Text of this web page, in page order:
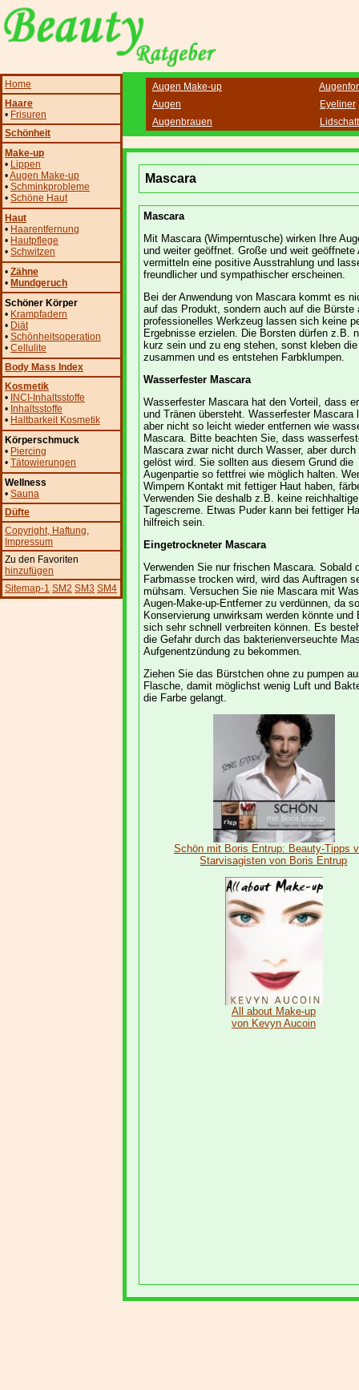
Augen Make-up
Augen
Eyeliner
Augenbrauen
Mascara
Mascara
Mit Mascara (Wimperntusche) wirken Ihre
und weiter geöffnet. Große und weit geöffnete
vermitteln eine positive Ausstrahlung und
freundlicher und sympathischer erscheinen.
Bei der Anwendung von Mascara kommt es
auf das Produkt, sondern auch auf die Bürste
professionelles Werkzeug lassen sich keine
Ergebnisse erzielen. Die Borsten dürfen z.B.
kurz sein und zu eng stehen, sonst kleben
zusammen und es entstehen Farbklumpen.
Wasserfester Mascara
Wasserfester Mascara hat den Vorteil, dass
und Tränen übersteht. Wasserfester Mascara
aber nicht so leicht wieder entfernen wie
Mascara. Bitte beachten Sie, dass
Mascara zwar nicht durch Wasser, aber durch
gelöst wird. Sie sollten aus diesem Grund die
Augenpartie so fettfrei wie möglich halten.
Wimpern Kontakt mit fettiger Haut haben,
Verwenden Sie deshalb z.B. keine reichhaltige
Tagescreme. Etwas Puder kann bei fettiger
hilfreich sein.
Eingetrockneter Mascara
Verwenden Sie nur frischen Mascara. Sobald
Farbmasse trocken wird, wird das Auftragen
mühsam. Versuchen Sie nie Mascara mit
Augen-Make-up-Entferner zu verdünnen, da
Konservierung unwirksam werden könnte und
sich sehr schnell verbreiten können. Es
die Gefahr durch das bakterienverseuchte
Aufgenentzündung zu bekommen.
Ziehen Sie das Bürstchen ohne zu pumpen
Flasche, damit möglichst wenig Luft und
die Farbe gelangt.
Schön mit Boris Entrup: Beauty-Tipps
Starvisagisten von Boris Entrup
All about Make-up
von Kevyn Aucoin
Home
Haare
• Frisuren
Schönheit
Make-up
• Lippen
•Augen Make-up
• Schminkprobleme
• Schöne Haut
Haut
• Haarentfernung
• Hautpflege
• Schwitzen
• Zähne
• Mundgeruch
Schöner Körper
• Krampfadern
• Diät
• Schönheitsoperation
• Cellulite
Body Mass Index
Kosmetik
• INCI-Inhaltsstoffe
• Inhaltsstoffe
• Haltbarkeit Kosmetik
Körperschmuck
• Piercing
• Tätowierungen
Wellness
• Sauna
Düfte
Copyright, Haftung,
Impressum
Zu den Favoriten
hinzufügen
Sitemap-1 SM2 SM3 SM4